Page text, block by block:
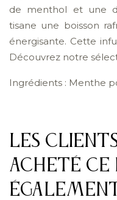
de menthol
et une
tisane une boisson
énergisante. Cette
Découvrez notre
Ingrédients : Menthe
Les
acheté